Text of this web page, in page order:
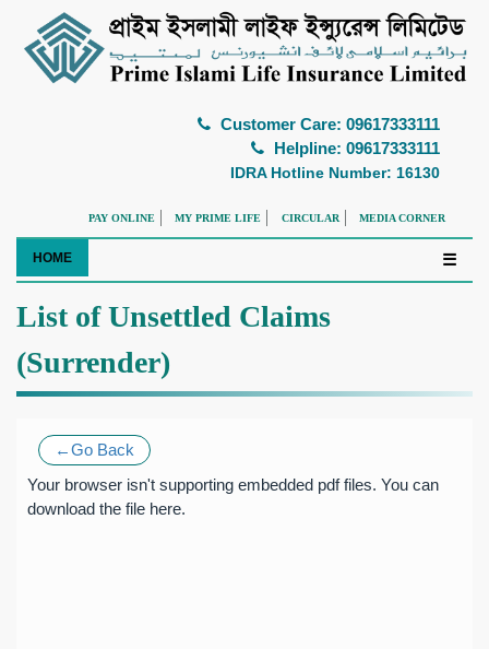
Customer Care: 09617333111
Helpline: 09617333111
IDRA Hotline Number: 16130
PAY ONLINE MY PRIME LIFE CIRCULAR MEDIA CORNER
HOME ☰
List of Unsettled Claims
(Surrender)
←Go Back
Your browser isn't supporting embedded pdf files. You can
download the file here.